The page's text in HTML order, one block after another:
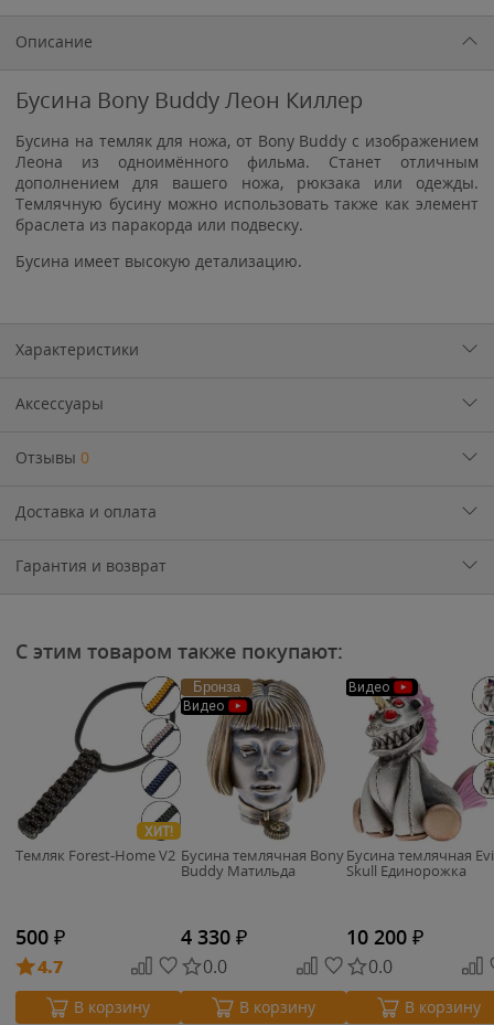
Описание
Бусина Bony Buddy Леон Киллер
Бусина на темляк для ножа, от Bony Buddy с изображением
Леона из одноимённого фильма. Станет отличным
дополнением для вашего ножа, рюкзака или одежды.
Темлячную бусину можно использовать также как элемент
браслета из паракорда или подвеску.
Бусина имеет высокую детализацию.
Характеристики
Аксессуары
Отзывы 0
Доставка и оплата
Гарантия и возврат
С этим товаром также покупают:
ХИТ!
Темляк Forest-Home V2
500 ₽
4.7
В корзину
Бронза
Видео
Бусина темлячная Bony
Buddy Матильда
4 330 ₽
0.0
В корзину
Видео
Бусина темлячная
Skull Единорожка
10 200 ₽
0.0
В корзину